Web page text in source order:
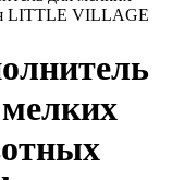
LITTLE VILLAGE